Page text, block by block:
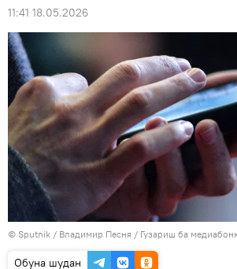
11:41 18.05.2026
© Sputnik / Владимир Песня / Гузариш ба
Обуна шудан